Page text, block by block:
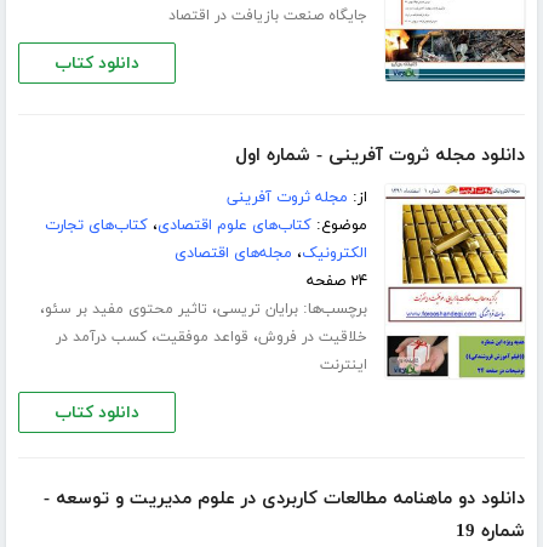
جایگاه صنعت بازیافت در اقتصاد
دانلود کتاب
دانلود مجله ثروت آفرینی - شماره اول
از: مجله ثروت آفرینی
موضوع:کتاب‌های علوم اقتصادی،کتاب‌های تجارت
الکترونیک، مجله‌های اقتصادی
۲۴ صفحه
برچسب‌ها:برایان تریسی، تاثیر محتوی مفید بر سئو،
خلاقیت در فروش، قواعد موفقیت،کسب درآمد در
اینترنت
دانلود کتاب
دانلود دو ماهنامه‌ مطالعات کاربردی در علوم مدیریت و توسعه -
شماره 19